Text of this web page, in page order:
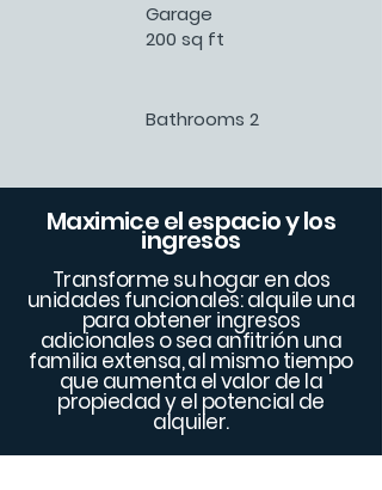
Garage
200 sq ft
Bathrooms 2
Maximice el espacio y los
ingresos
Transforme su hogar en dos
unidades funcionales: alquile una
para obtener ingresos
adicionales o sea anfitrión una
familia extensa, al mismo tiempo
que aumenta el valor de la
propiedad y el potencial de
alquiler.